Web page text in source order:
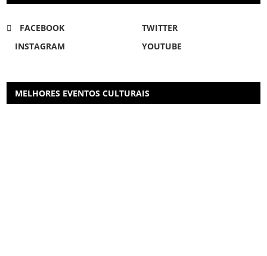
FACEBOOK
TWITTER
INSTAGRAM
YOUTUBE
MELHORES EVENTOS CULTURAIS